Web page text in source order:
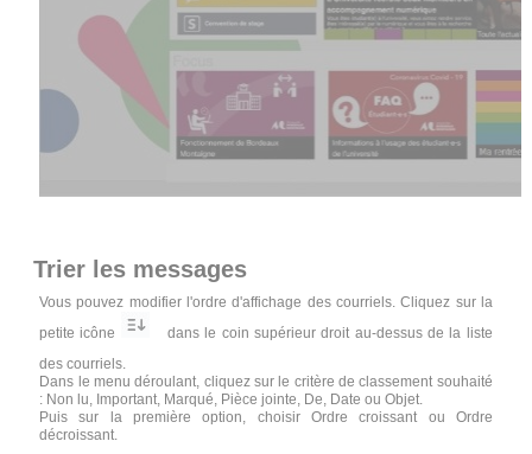
Trier les messages
Vous pouvez modifier l'ordre d'affichage des courriels. Cliquez sur la
petite icône
dans le coin supérieur droit au-dessus de la liste
des courriels.
Dans le menu déroulant, cliquez sur le critère de classement souhaité
: Non lu, Important, Marqué, Pièce jointe, De, Date ou Objet.
Puis sur la première option, choisir Ordre croissant ou Ordre
décroissant.